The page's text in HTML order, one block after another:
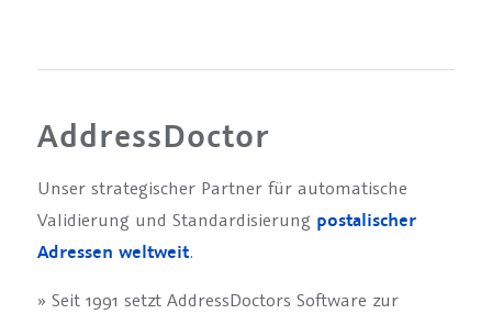
AddressDoctor
Unser strategischer Partner für automatische
Validierung und Standardisierung postalischer
Adressen weltweit.
» Seit 1991 setzt AddressDoctors Software zur